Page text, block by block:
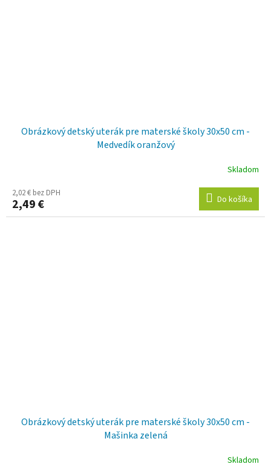
Obrázkový detský uterák pre materské školy 30x50 cm -
Medvedík oranžový
Skladom
2,02 € bez DPH
2,49 € Do košíka
Obrázkový detský uterák pre materské školy 30x50 cm -
Mašinka zelená
Skladom